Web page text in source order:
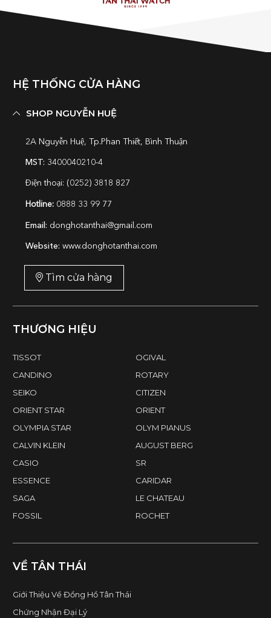
HỆ THỐNG CỬA HÀNG
SHOP NGUYỄN HUỆ
2A Nguyễn Huệ, Tp.Phan Thiết, Bình Thuận
MST: 3400040210-4
Điện thoại: (0252) 3818 827
Hotline: 0888 33 99 77
Email: donghotanthai@gmail.com
Website: www.donghotanthai.com
Tìm cửa hàng
THƯƠNG HIỆU
TISSOT
OGIVAL
CANDINO
ROTARY
SEIKO
CITIZEN
ORIENT STAR
ORIENT
OLYMPIA STAR
OLYM PIANUS
CALVIN KLEIN
AUGUST BERG
CASIO
SR
ESSENCE
CARIDAR
SAGA
LE CHATEAU
FOSSIL
ROCHET
VỀ TÂN THÁI
Giới Thiệu Về Đồng Hồ Tân Thái
Chứng Nhận Đại Lý